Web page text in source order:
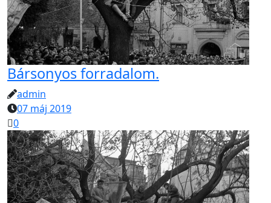
Bársonyos forradalom.
admin
07 máj 2019
0